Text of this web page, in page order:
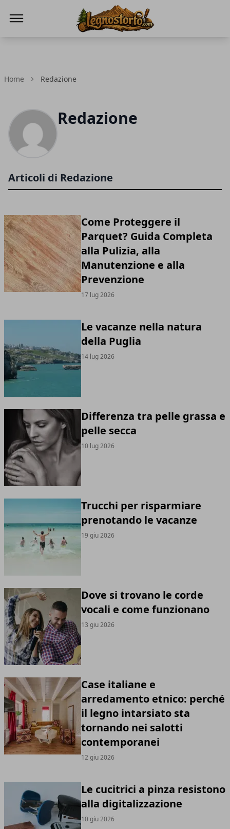
Home Redazione
Redazione
Articoli di Redazione
Come Proteggere il
Parquet? Guida Completa
alla Pulizia, alla
Manutenzione e alla
Prevenzione
17 lug 2026
Le vacanze nella natura
della Puglia
14 lug 2026
Differenza tra pelle grassa e
pelle secca
10 lug 2026
Trucchi per risparmiare
prenotando le vacanze
19 giu 2026
Dove si trovano le corde
vocali e come funzionano
13 giu 2026
Case italiane e
arredamento etnico: perché
il legno intarsiato sta
tornando nei salotti
contemporanei
12 giu 2026
Le cucitrici a pinza resistono
alla digitalizzazione
10 giu 2026